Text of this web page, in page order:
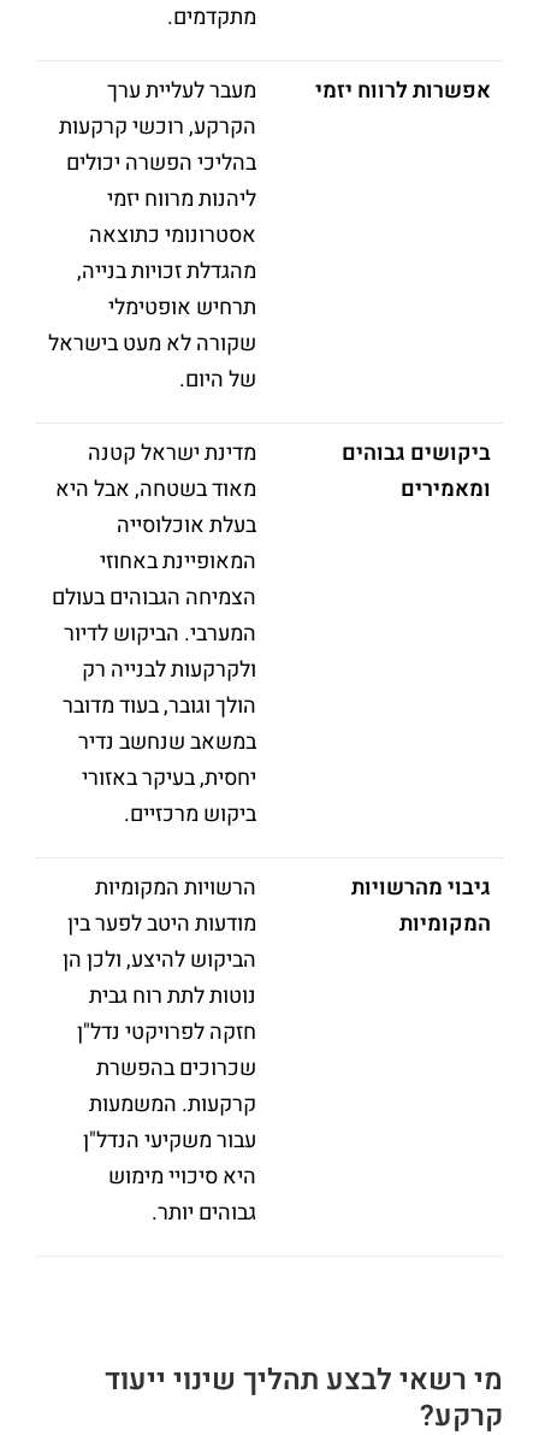
מתקדמים.
אפשרות לרווח יזמי
מעבר לעליית ערך
הקרקע, רוכשי קרקעות
בהליכי הפשרה יכולים
ליהנות מרווח יזמי
אסטרונומי כתוצאה
מהגדלת זכויות בנייה,
תרחיש אופטימלי
שקורה לא מעט בישראל
של היום.
ביקושים גבוהים
ומאמירים
מדינת ישראל קטנה
מאוד בשטחה, אבל היא
בעלת אוכלוסייה
המאופיינת באחוזי
הצמיחה הגבוהים בעולם
המערבי. הביקוש לדיור
ולקרקעות לבנייה רק
הולך וגובר, בעוד מדובר
במשאב שנחשב נדיר
יחסית, בעיקר באזורי
ביקוש מרכזיים.
גיבוי מהרשויות
המקומיות
הרשויות המקומיות
מודעות היטב לפער בין
הביקוש להיצע, ולכן הן
נוטות לתת רוח גבית
חזקה לפרויקטי נדל"ן
שכרוכים בהפשרת
קרקעות. המשמעות
עבור משקיעי הנדל"ן
היא סיכויי מימוש
גבוהים יותר.
מי רשאי לבצע תהליך שינוי ייעוד
קרקע?